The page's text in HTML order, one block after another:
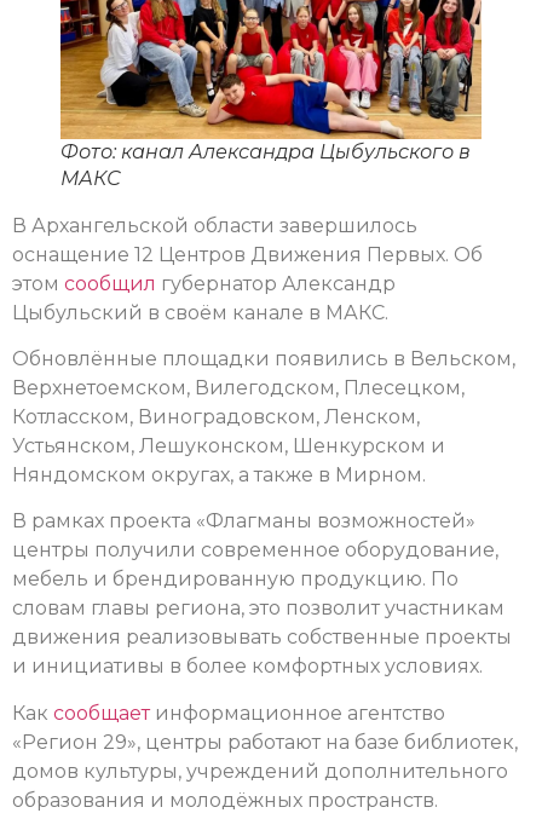
Фото: канал Александра Цыбульского в
МАКС
В Архангельской области завершилось
оснащение 12 Центров Движения Первых. Об
этом сообщил губернатор Александр
Цыбульский в своём канале в МАКС.
Обновлённые площадки появились в Вельском,
Верхнетоемском, Вилегодском, Плесецком,
Котласском, Виноградовском, Ленском,
Устьянском, Лешуконском, Шенкурском и
Няндомском округах, а также в Мирном.
В рамках проекта «Флагманы возможностей»
центры получили современное оборудование,
мебель и брендированную продукцию. По
словам главы региона, это позволит участникам
движения реализовывать собственные проекты
и инициативы в более комфортных условиях.
Как сообщаетинформационное агентство
«Регион 29», центры работают на базе библиотек,
домов культуры, учреждений дополнительного
образования и молодёжных пространств.